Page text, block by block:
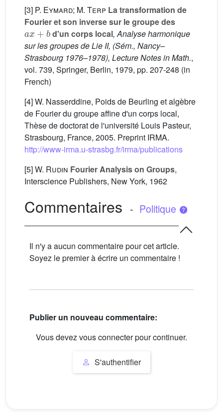
[3] P. Eymard; M. Terp La transformation de
Fourier et son inverse sur le groupe des
ax+b
d'un corps local, Analyse harmonique
sur les groupes de Lie II, (Sém., Nancy–
Strasbourg 1976–1978), Lecture Notes in Math.,
vol. 739, Springer, Berlin, 1979, pp. 207-248 (in
French)
[4] W. Nasserddine, Poids de Beurling et algèbre
de Fourier du groupe affine d'un corps local,
Thèse de doctorat de l'université Louis Pasteur,
Strasbourg, France, 2005. Preprint IRMA.
http://www-irma.u-strasbg.fr/irma/publications
[5]W. Rudin Fourier Analysis on Groups,
Interscience Publishers, New York, 1962
Commentaires - Politique
Il n'y a aucun commentaire pour cet article.
Soyez le premier à écrire un commentaire !
Publier un nouveau commentaire:
Vous devez vous connecter pour continuer.
S'authentifier